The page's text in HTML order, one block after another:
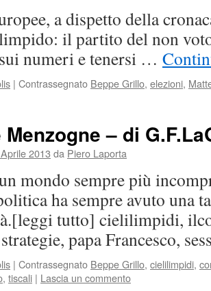
a dispetto della
il partito del non
numeri e tenersi …
| Contrassegnato Beppe Grillo, elezioni,
– di
2013 da Piero Laporta
mondo sempre più
ha sempre avuto una
tutto] cielilimpidi,
papa Francesco,
| Contrassegnato Beppe Grillo, cielilimpidi,
, tiscali | Lascia un commento